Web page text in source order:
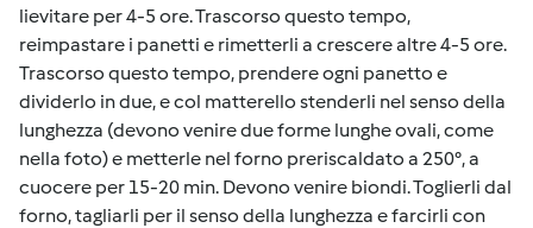
lievitare per 4-5 ore. Trascorso questo tempo,
reimpastare i panetti e rimetterli a crescere altre 4-5 ore.
Trascorso questo tempo, prendere ogni panetto e
dividerlo in due, e col matterello stenderli nel senso della
lunghezza (devono venire due forme lunghe ovali, come
nella foto) e metterle nel forno preriscaldato a 250°, a
cuocere per 15-20 min. Devono venire biondi. Toglierli dal
forno, tagliarli per il senso della lunghezza e farcirli con